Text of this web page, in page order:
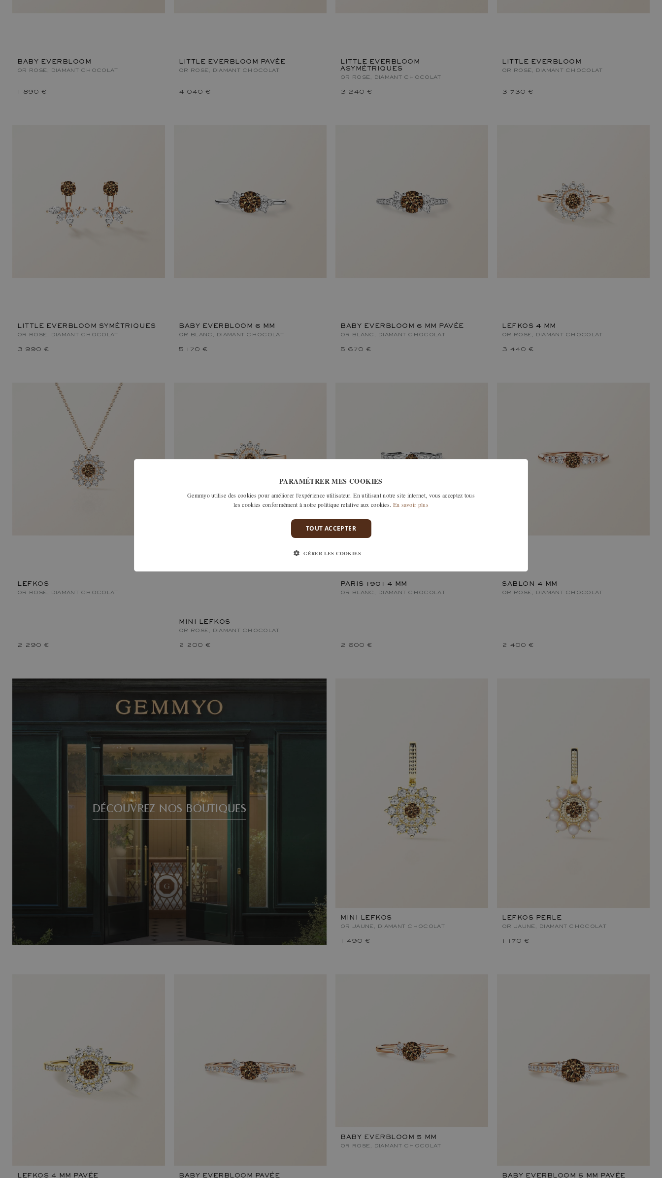
BABY EVERBLOOM
OR ROSE, DIAMANT CHOCOLAT
1 890 €
LITTLE EVERBLOOM PAVÉE
OR ROSE, DIAMANT CHOCOLAT
4 040 €
LITTLE EVERBLOOM
ASYMÉTRIQUES
OR ROSE, DIAMANT CHOCOLAT
3 240 €
LITTLE EVERBLOOM
OR ROSE, DIAMANT CHOCOLAT
3 730 €
LITTLE EVERBLOOM SYMÉTRIQUES
OR ROSE, DIAMANT CHOCOLAT
3 990 €
BABY EVERBLOOM 6 MM
OR BLANC, DIAMANT CHOCOLAT
5 170 €
BABY EVERBLOOM 6 MM PAVÉE
OR BLANC, DIAMANT CHOCOLAT
5 670 €
LEFKOS 4 MM
OR ROSE, DIAMANT CHOCOLAT
3 440 €
LEFKOS
OR ROSE, DIAMANT CHOCOLAT
2 290 €
MINI LEFKOS
OR ROSE, DIAMANT CHOCOLAT
2 200 €
PARIS 1901 4 MM
OR BLANC, DIAMANT CHOCOLAT
2 600 €
SABLON 4 MM
OR ROSE, DIAMANT CHOCOLAT
2 400 €
DÉCOUVREZ NOS BOUTIQUES
MINI LEFKOS
OR JAUNE, DIAMANT CHOCOLAT
1 490 €
LEFKOS PERLE
OR JAUNE, DIAMANT CHOCOLAT
1 170 €
LEFKOS 4 MM PAVÉE BABY EVERBLOOM PAVÉE
BABY EVERBLOOM 5 MM
OR ROSE, DIAMANT CHOCOLAT
BABY EVERBLOOM 5 MM PAVÉE
PARAMÉTRER MES COOKIES
Gemmyo utilise des cookies pour améliorer l'expérience utilisateur. En utilisant notre site internet, vous acceptez tous
les cookies conformément à notre politique relative aux cookies. En savoir plus
TOUT ACCEPTER
GÉRER LES COOKIES